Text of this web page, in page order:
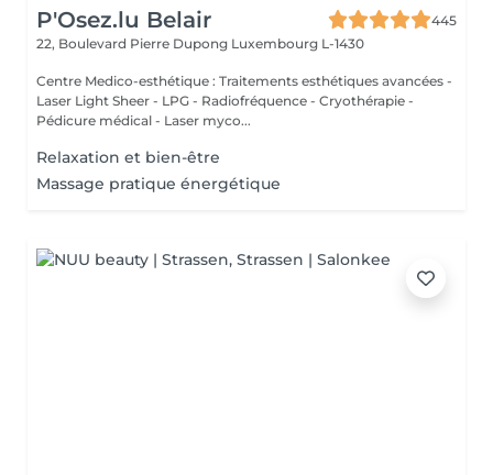
P'Osez.lu Belair
445
22, Boulevard Pierre Dupong Luxembourg L-1430
Centre Medico-esthétique : Traitements esthétiques avancées -
Laser Light Sheer - LPG - Radiofréquence - Cryothérapie -
Pédicure médical - Laser myco...
Relaxation et bien-être
Massage pratique énergétique